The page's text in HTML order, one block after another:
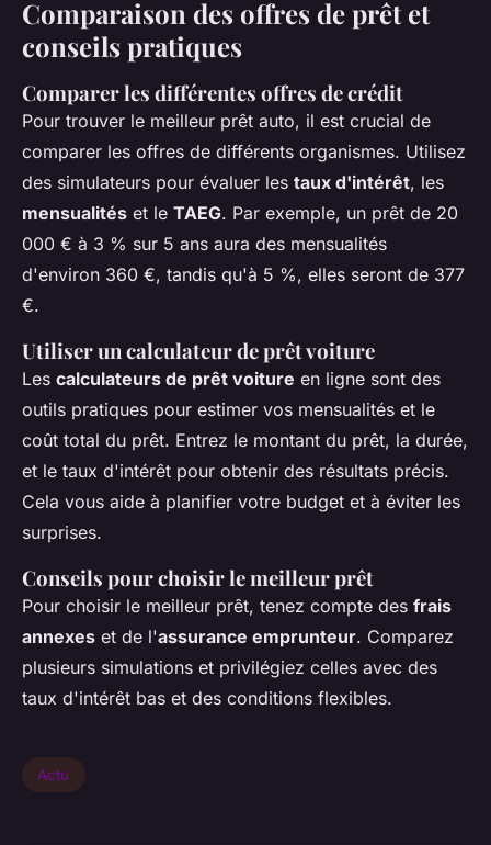
Comparaison des offres de prêt et
conseils pratiques
Comparer les différentes offres de crédit
Pour trouver le meilleur prêt auto, il est crucial de
comparer les offres de différents organismes. Utilisez
des simulateurs pour évaluer les taux d'intérêt, les
mensualités et le TAEG. Par exemple, un prêt de 20
000 € à 3 % sur 5 ans aura des mensualités
d'environ 360 €, tandis qu'à 5 %, elles seront de 377
€.
Utiliser un calculateur de prêt voiture
Les calculateurs de prêt voiture en ligne sont des
outils pratiques pour estimer vos mensualités et le
coût total du prêt. Entrez le montant du prêt, la durée,
et le taux d'intérêt pour obtenir des résultats précis.
Cela vous aide à planifier votre budget et à éviter les
surprises.
Conseils pour choisir le meilleur prêt
Pour choisir le meilleur prêt, tenez compte des frais
annexes et de l'assurance emprunteur. Comparez
plusieurs simulations et privilégiez celles avec des
taux d'intérêt bas et des conditions flexibles.
Actu